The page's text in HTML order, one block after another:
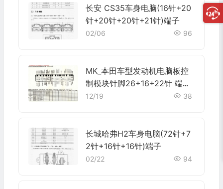
长安 CS35车身电脑(16针+20
针+20针+20针+21针)端子
02/06 96
MK_本田车型发动机电脑板控
制模块针脚26+16+22针 端子
图
12/19 38
长城哈弗H2车身电脑(72针+7
2针+16针+16针)端子
02/22 94